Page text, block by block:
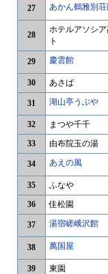
27 あかん鶴雅別
28
ホテルアソシ
ト
29 慶雲館
30 あさば
31 湖山亭うぶや
32 まつや千千
33
由布院玉の湯
34 あえの風
35 ふなや
36
佳松園
37 湯宿嵯峨沢館
38 萬国屋
39 東園